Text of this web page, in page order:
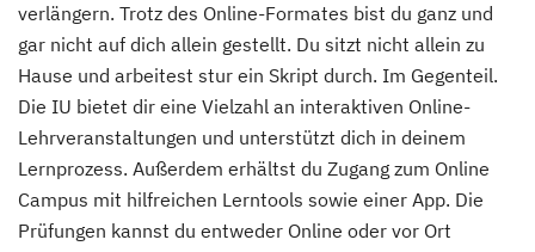
verlängern. Trotz des Online-Formates bist du ganz und
gar nicht auf dich allein gestellt. Du sitzt nicht allein zu
Hause und arbeitest stur ein Skript durch. Im Gegenteil.
Die IU bietet dir eine Vielzahl an interaktiven Online-
Lehrveranstaltungen und unterstützt dich in deinem
Lernprozess. Außerdem erhältst du Zugang zum Online
Campus mit hilfreichen Lerntools sowie einer App. Die
Prüfungen kannst du entweder Online oder vor Ort